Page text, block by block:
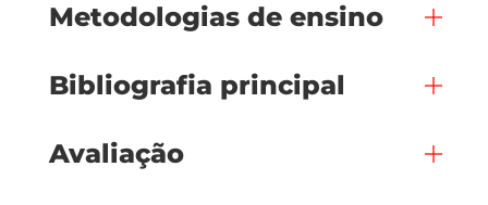
Metodologias de ensino
Bibliografia principal
Avaliação